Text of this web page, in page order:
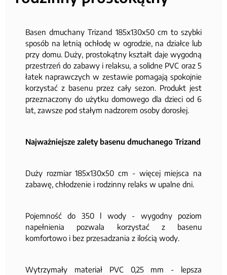
Basen dmuchany Trizand 185x130x50 cm to szybki
sposób na letnią ochłodę w ogrodzie, na działce lub
przy domu. Duży, prostokątny kształt daje wygodną
przestrzeń do zabawy i relaksu, a solidne PVC oraz 5
łatek naprawczych w zestawie pomagają spokojnie
korzystać z basenu przez cały sezon. Produkt jest
przeznaczony do użytku domowego dla dzieci od 6
lat, zawsze pod stałym nadzorem osoby dorosłej.
Najważniejsze zalety basenu dmuchanego Trizand
Duży rozmiar 185x130x50 cm - więcej miejsca na
zabawę, chłodzenie i rodzinny relaks w upalne dni.
Pojemność do 350 l wody - wygodny poziom
napełnienia pozwala korzystać z basenu
komfortowo i bez przesadzania z ilością wody.
Wytrzymały materiał PVC 0,25 mm - lepsza